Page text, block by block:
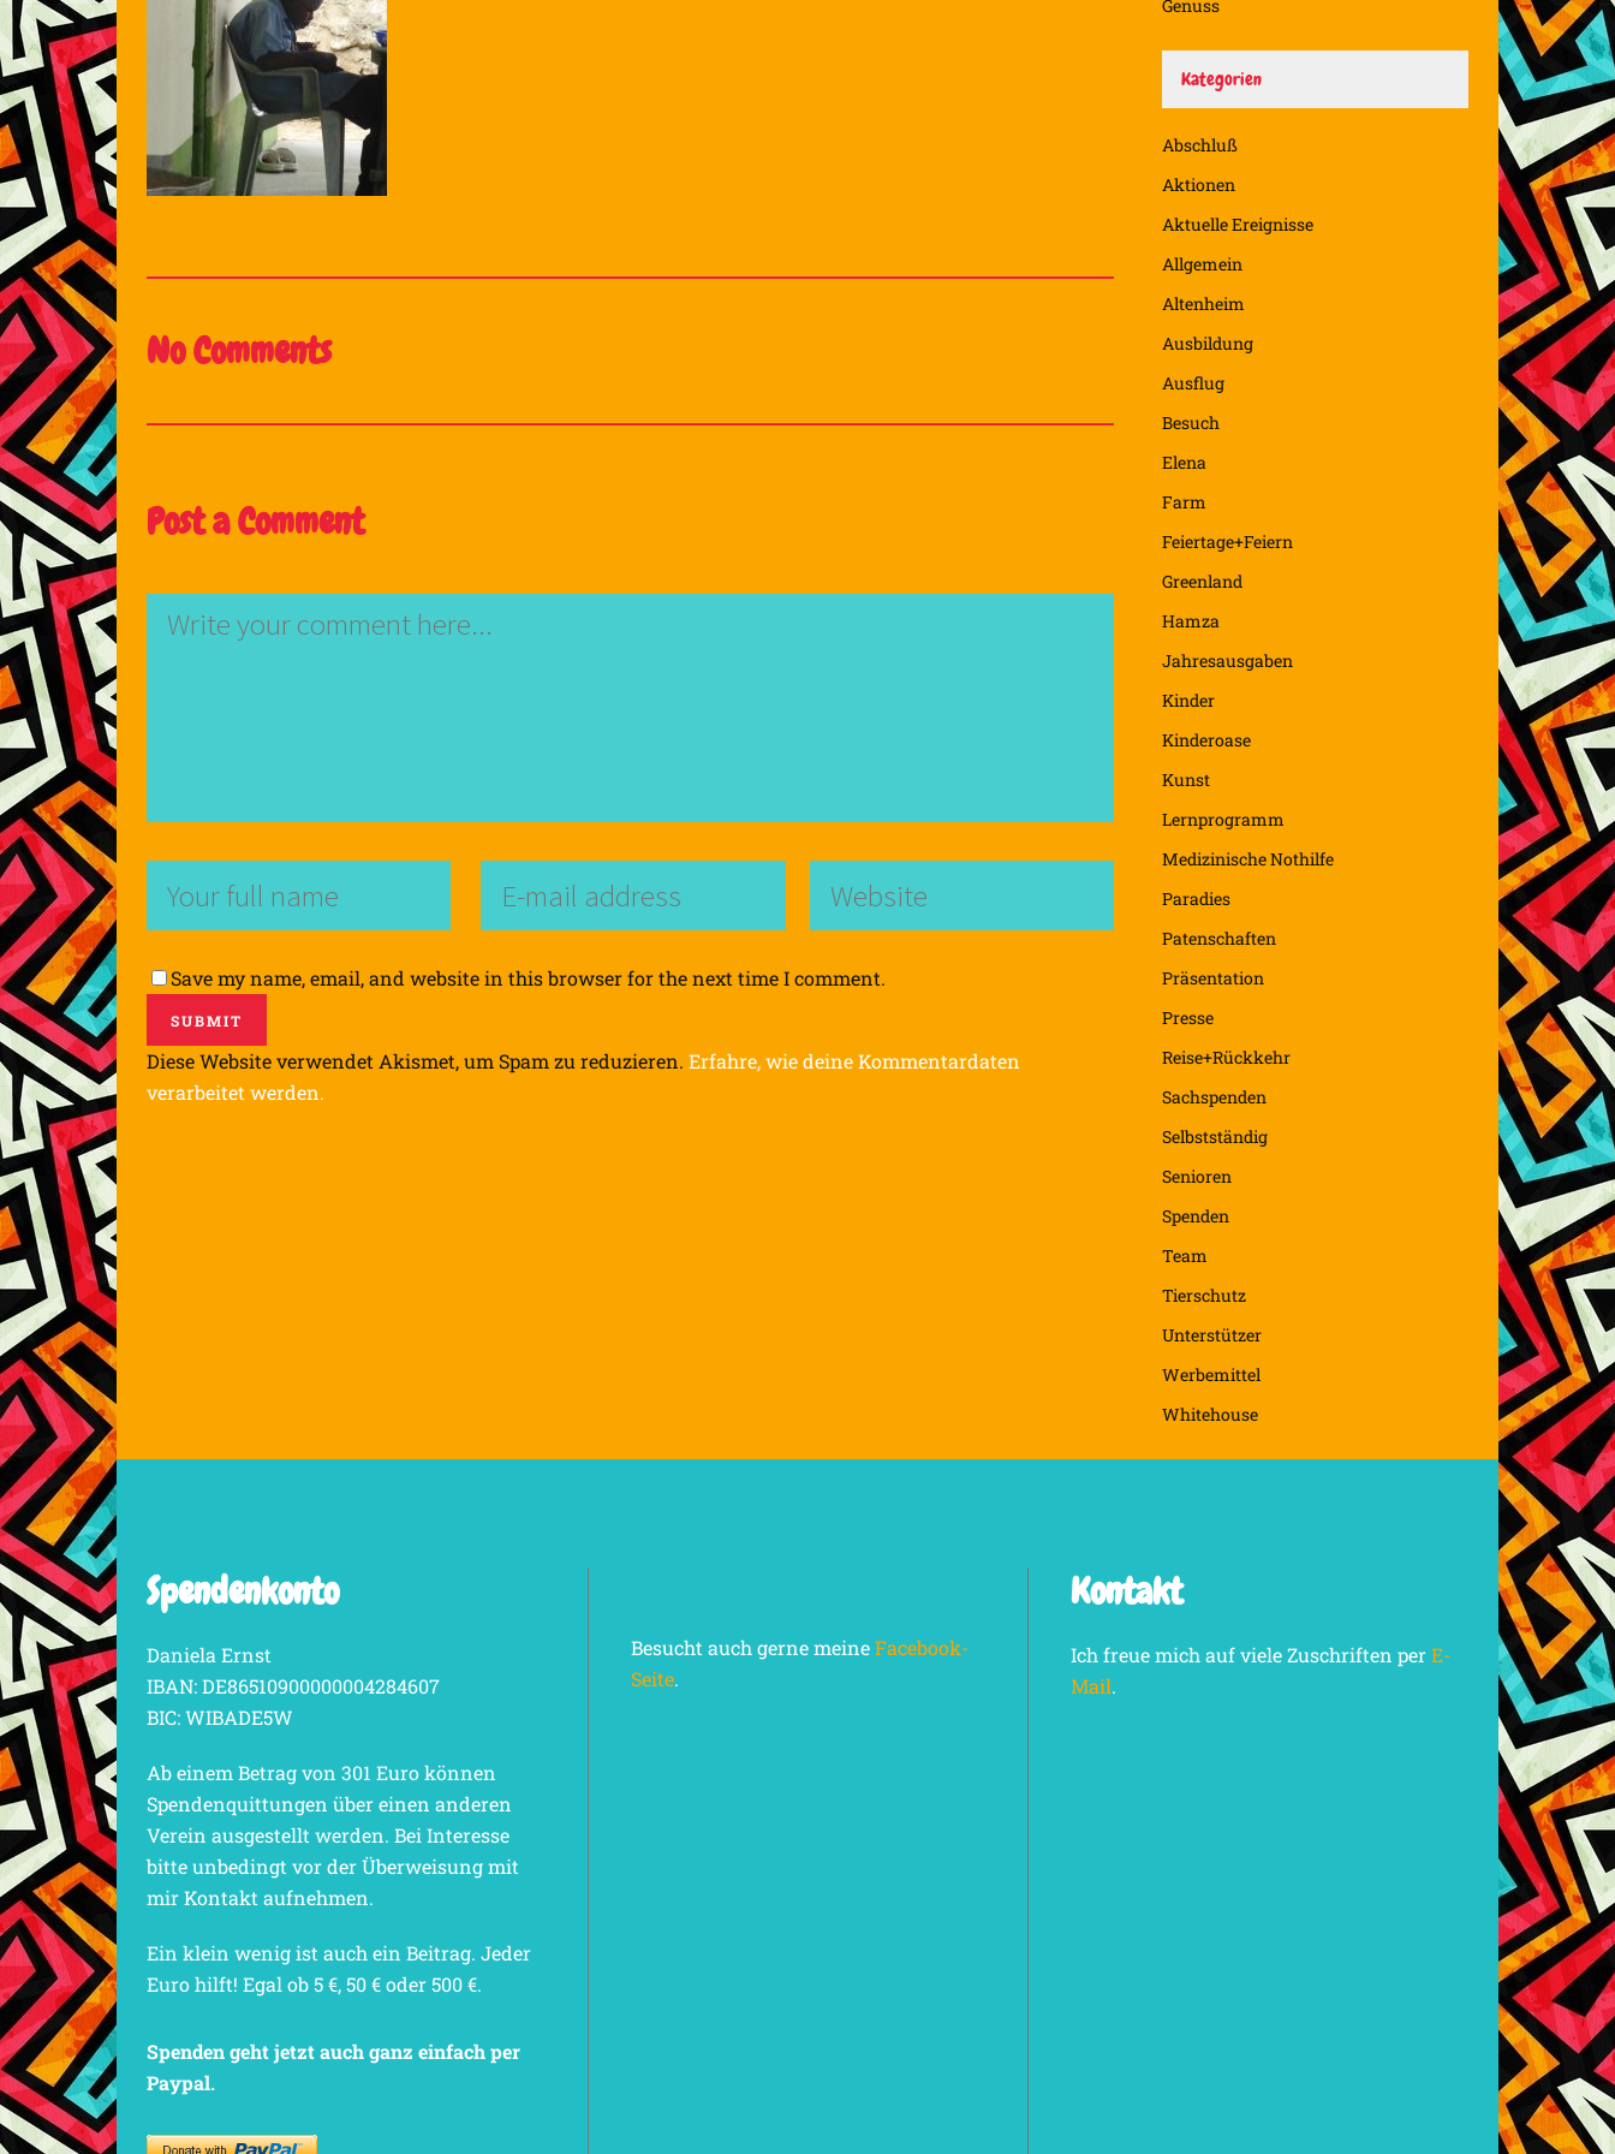
No Comments
Post a Comment
Save my name, email, and website in this browser for the next time I comment.
Diese Website verwendet Akismet, um Spam zu reduzieren. Erfahre, wie deine Kommentardaten
verarbeitet werden.
Genuss
Kategorien
Abschluß
Aktionen
Aktuelle Ereignisse
Allgemein
Altenheim
Ausbildung
Ausflug
Besuch
Elena
Farm
Feiertage+Feiern
Greenland
Hamza
Jahresausgaben
Kinder
Kinderoase
Kunst
Lernprogramm
Medizinische Nothilfe
Paradies
Patenschaften
Präsentation
Presse
Reise+Rückkehr
Sachspenden
Selbstständig
Senioren
Spenden
Team
Tierschutz
Unterstützer
Werbemittel
Whitehouse
Spendenkonto
Daniela Ernst
IBAN: DE86510900000004284607
BIC: WIBADE5W
Ab einem Betrag von 301 Euro können
Spendenquittungen über einen anderen
Verein ausgestellt werden. Bei Interesse
bitte unbedingt vor der Überweisung mit
mir Kontakt aufnehmen.
Ein klein wenig ist auch ein Beitrag. Jeder
Euro hilft! Egal ob 5 €, 50 € oder 500 €.
Spenden geht jetzt auch ganz einfach per
Paypal.
Besucht auch gerne meineFacebook-
Seite.
Kontakt
Ich freue mich auf viele Zuschriften perE-
Mail.